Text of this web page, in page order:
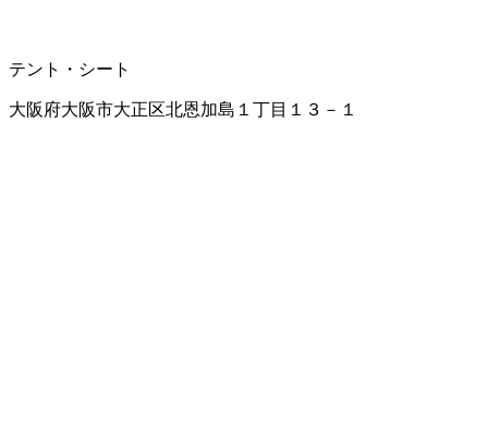
テント・シート
大阪府大阪市大正区北恩加島１丁目１３－１